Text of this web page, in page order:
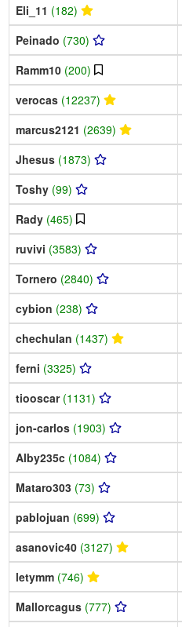
Eli_11 (182)
Peinado (730)
Ramm10 (200)
verocas (12237)
marcus2121 (2639)
Jhesus (1873)
Toshy (99)
Rady (465)
ruvivi (3583)
Tornero (2840)
cybion (238)
chechulan (1437)
ferni (3325)
tiooscar (1131)
jon-carlos (1903)
Alby235c (1084)
Mataro303 (73)
pablojuan (699)
asanovic40 (3127)
letymm (746)
Mallorcagus (777)